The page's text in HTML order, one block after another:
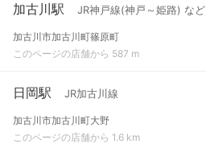
加古川駅 JR神戸線(神戸～姫路) など
加古川市加古川町篠原町
このページの店舗から 587 m
日岡駅 JR加古川線
加古川市加古川町大野
このページの店舗から 1.6 km